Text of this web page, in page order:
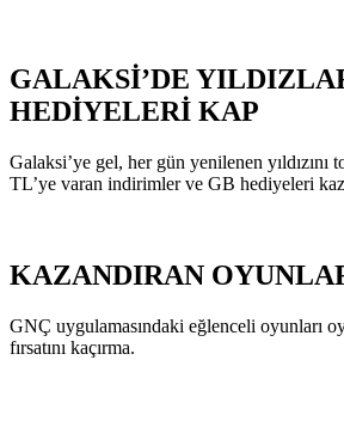
GALAKSİ’DE
HEDİYELERİ KAP
Galaksi’ye gel, her gün yenilenen yıldızını
TL’ye varan indirimler ve GB hediyeleri
KAZANDIRAN
GNÇ uygulamasındaki eğlenceli oyunları
fırsatını kaçırma.